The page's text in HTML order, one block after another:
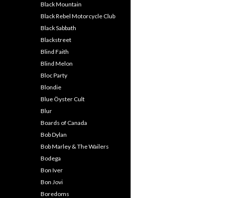
Black Mountain
Black Rebel Motorcycle Club
Black Sabbath
Blackstreet
Blind Faith
Blind Melon
Bloc Party
Blondie
Blue Öyster Cult
Blur
Boards of Canada
Bob Dylan
Bob Marley & The Wailers
Bodega
Bon Iver
Bon Jovi
Boredoms